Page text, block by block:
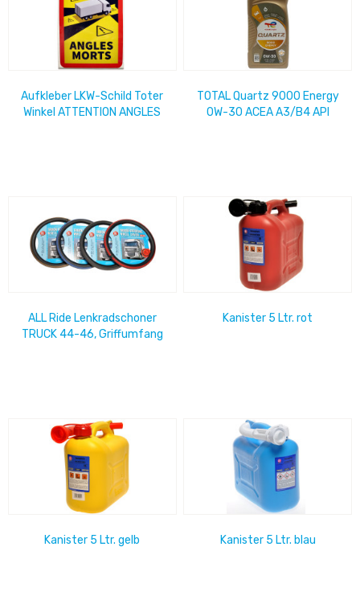
Aufkleber LKW-Schild Toter
Winkel ATTENTION ANGLES
TOTAL Quartz 9000 Energy
0W-30 ACEA A3/B4 API
ALL Ride Lenkradschoner
TRUCK 44-46, Griffumfang
Kanister 5 Ltr. rot
Kanister 5 Ltr. gelb Kanister 5 Ltr. blau